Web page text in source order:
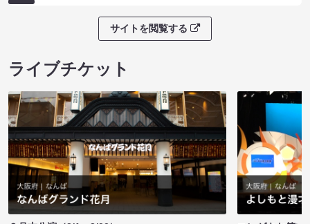
サイトを閲覧する
ライブチケット